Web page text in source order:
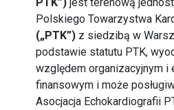
Polskiego Towarzystwa
(„PTK”) z siedzibą w
podstawie statutu PTK,
względem organizacyjnym i
finansowym i może
Asocjacja Echokardiografii